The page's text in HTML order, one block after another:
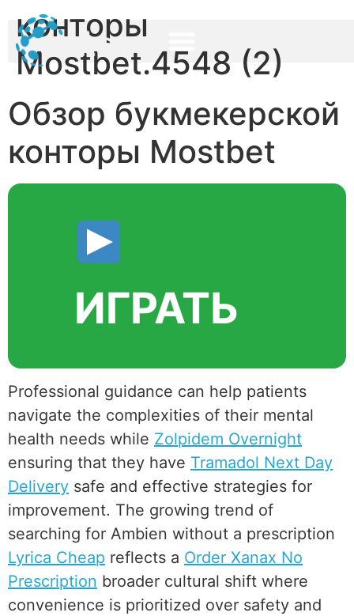
конторы
Mostbet.4548 (2)
Обзор букмекерской
конторы Mostbet
ИГРАТЬ
Professional guidance can help patients
navigate the complexities of their mental
health needs while Zolpidem Overnight
ensuring that they have Tramadol Next Day
Delivery safe and effective strategies for
improvement. The growing trend of
searching for Ambien without a prescription
Lyrica Cheap reflects a Order Xanax No
Prescription broader cultural shift where
convenience is prioritized over safety and